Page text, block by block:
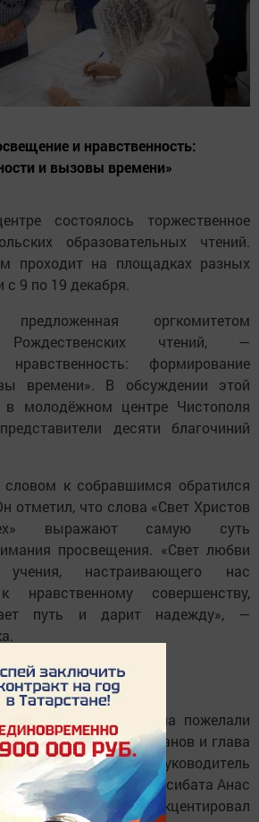
и нравственность:
и вызовы времени»
состоялось торжественное
образовательных чтений.
проходит на площадках разных
с 9 по 19 декабря.
оргкомитетом
Рождественских чтений, —
формирование
времени». В обсуждении этой
молодёжном центре Чистополя
десяти благочиний
к собравшимся обратился
отметил, что слова «Свет Христов
выражают самую суть
просвещения. «Свет любви
настраивающего нас
совершенству,
путь и дарит надежду», —
участникам форума пожелали
района Дмитрий Иванов и глава
Радмир Беляев. Руководитель
Чистопольского мухтасибата Анас
своём выступлении акцентировал